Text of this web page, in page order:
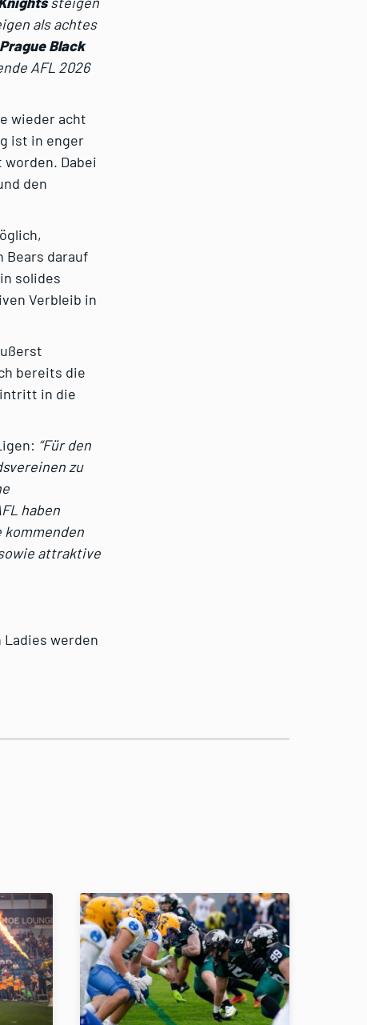
als achtes
Prague Black
AFL 2026
wieder acht
ist in enger
worden. Dabei
den
Bears darauf
solides
Verbleib in
bereits die
in die
“Für den
zu
haben
attraktive
Ladies werden